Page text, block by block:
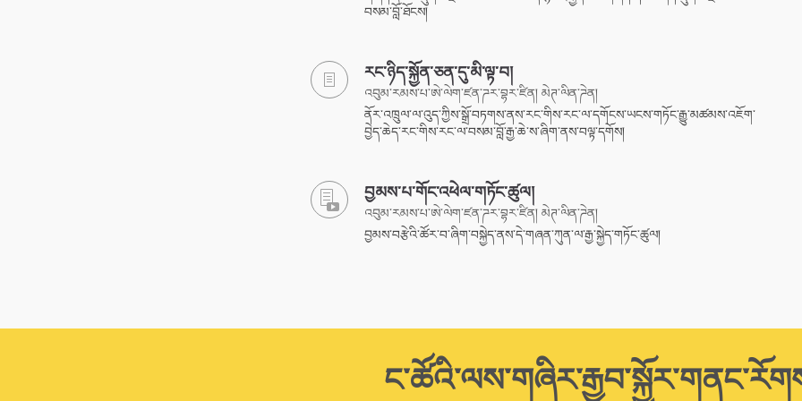
བསམ་བློ་ཐོངས།
རང་ཉིད་སྐྱོན་ཅན་དུ་མི་ལྟ་བ།
འབུམ་རམས་པ་ཨེ་ལེག་ཛན་ཌར་བྷར་ཛིན། མེཊ་ལིན་ཌེན།
ནོར་འཁྲུལ་ལ་འུད་ཀྱིས་སྒྲོ་བཏགས་ནས་རང་གིས་རང་ལ་དགོངས་ཡངས་གཏོང་རྒྱུ་མཚམས་འཇོག་
བྱེད་ཆེད་རང་གིས་རང་ལ་བསམ་བློ་རྒྱ་ཆེ་ས་ཞིག་ནས་བལྟ་དགོས།
བྱམས་པ་གོང་འཕེལ་གཏོང་ཚུལ།
འབུམ་རམས་པ་ཨེ་ལེག་ཛན་ཌར་བྷར་ཛིན། མེཊ་ལིན་ཌེན།
བྱམས་བརྩེའི་ཚོར་བ་ཞིག་བསྐྱེད་ནས་དེ་གཞན་ཀུན་ལ་རྒྱ་སྐྱེད་གཏོང་ཚུལ།